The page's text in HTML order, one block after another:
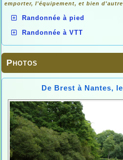
emporter, l'équipement, et bien
Randonnée à pied
Randonnée à VTT
Photos
De Brest à Nantes,